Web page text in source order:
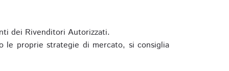
dei Rivenditori Autorizzati.
le proprie strategie di mercato, si consiglia